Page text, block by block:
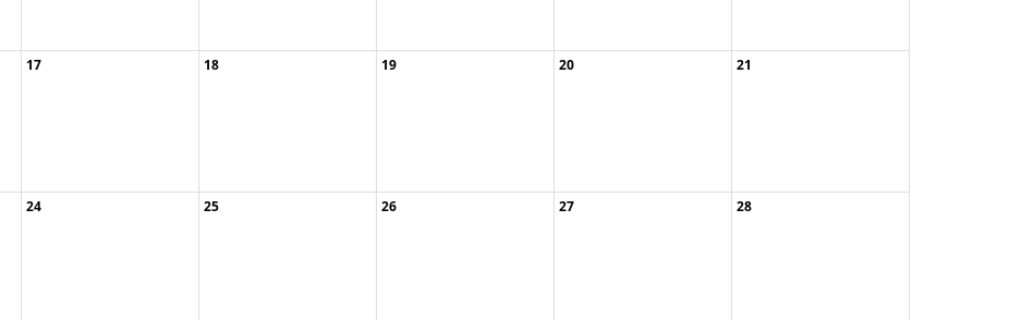
Weihnachtlicher ... Weihnachtsbäume ... Waldweihnacht
17 18 19 20
Gommerscheider ...
21
Waldweihnacht
24 25 26 27 28